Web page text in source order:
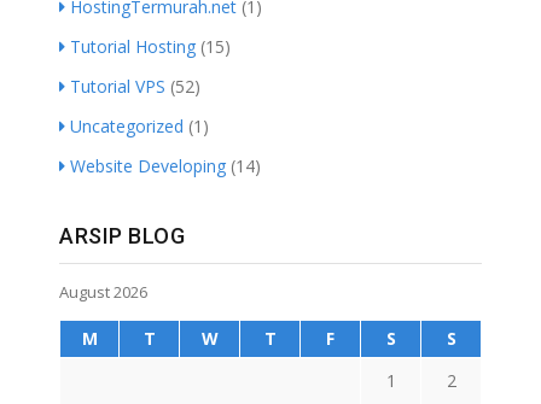
HostingTermurah.net (1)
Tutorial Hosting (15)
Tutorial VPS (52)
Uncategorized (1)
Website Developing (14)
ARSIP BLOG
August 2026
M T W T F S S
1 2